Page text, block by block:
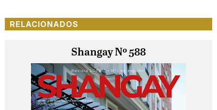
RELACIONADOS
Shangay Nº 588